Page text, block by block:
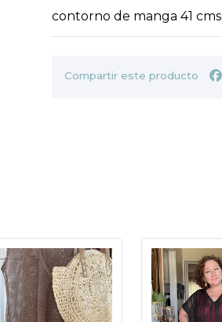
contorno de manga 41 cms
Compartir este producto